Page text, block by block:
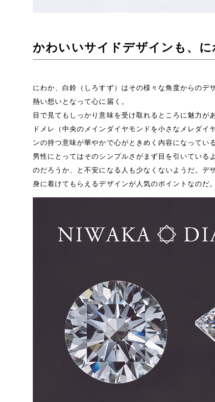
かわいいサイドデザインも、
にわか、白鈴（しろすず）はその様々な角度からの
熱い想いとなって心に届く。
目で見てもしっかり意味を受け取れるところに魅力
ドメレ（中央のメインダイヤモンドを小さなメレダ
ンの持つ意味が華やかで心がときめく内容になってい
男性にとってはそのシンプルさがまず目を引いてい
のだろうか、と不安になる人も少なくないようだ。デ
身に着けてもらえるデザインが人気のポイントなのだ。